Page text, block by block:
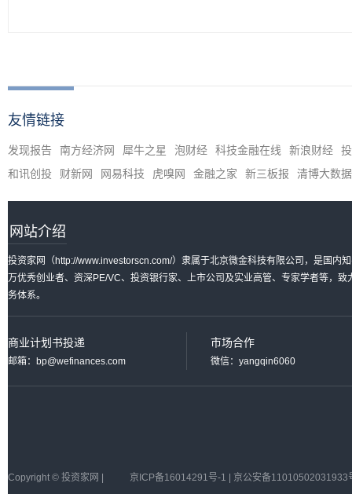
友情链接
发现报告 南方经济网 犀牛之星 泡财经 科技金融在线 新浪财经
和讯创投
财新网 网易科技 虎嗅网 金融之家 新三板报 清博大数据
网站介绍
投资家网（http://www.investorscn.com/）隶属于北京微金科技有限公司，是国内
万优秀创业者、资深PE/VC、投资银行家、上市公司及实业高管、专家学者等，
务体系。
商业计划书投递
邮箱：bp@wefinances.com
市场合作
微信：yangqin6060
Copyright © 投资家网 | 京ICP备16014291号-1 | 京公安备11010502031933